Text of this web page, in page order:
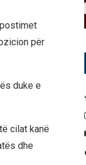
për
duke e
cilat kanë
dhe